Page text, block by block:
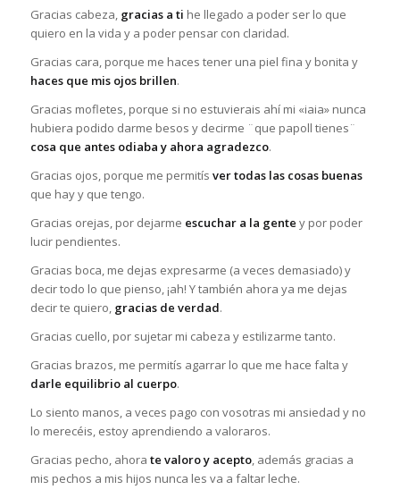
Gracias cabeza, gracias a ti he llegado a poder ser lo que
quiero en la vida y a poder pensar con claridad.
Gracias cara, porque me haces tener una piel fina y bonita y
haces que mis ojos brillen.
Gracias mofletes, porque si no estuvierais ahí mi «iaia» nunca
hubiera podido darme besos y decirme ¨que papoll tienes¨
cosa que antes odiaba y ahora agradezco.
Gracias ojos, porque me permitís ver todas las cosas buenas
que hay y que tengo.
Gracias orejas, por dejarme escuchar a la gente y por poder
lucir pendientes.
Gracias boca, me dejas expresarme (a veces demasiado) y
decir todo lo que pienso, ¡ah! Y también ahora ya me dejas
decir te quiero, gracias de verdad.
Gracias cuello, por sujetar mi cabeza y estilizarme tanto.
Gracias brazos, me permitís agarrar lo que me hace falta y
darle equilibrio al cuerpo.
Lo siento manos, a veces pago con vosotras mi ansiedad y no
lo merecéis, estoy aprendiendo a valoraros.
Gracias pecho, ahora te valoro y acepto, además gracias a
mis pechos a mis hijos nunca les va a faltar leche.